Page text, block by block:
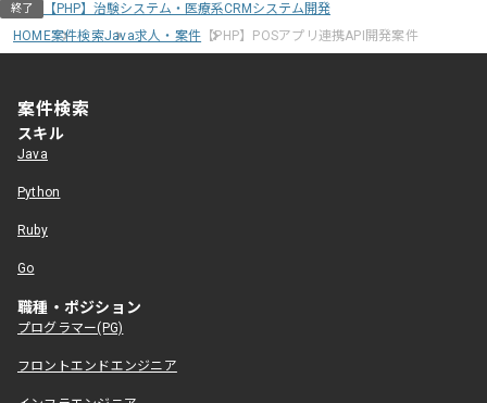
終了
【PHP】治験システム・医療系CRMシステム開発
HOME案件検索Java求人・案件 【PHP】POSアプリ連携API開発案件
案件検索
スキル
Java
Python
Ruby
Go
職種・ポジション
プログラマー(PG)
フロントエンドエンジニア